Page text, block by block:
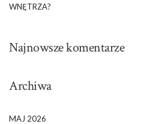
WNĘTRZA?
Najnowsze komentarze
Archiwa
MAJ 2026